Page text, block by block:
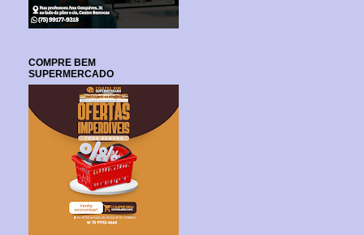
COMPRE BEM
SUPERMERCADO